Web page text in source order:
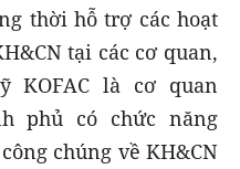
thời hỗ trợ các hoạt
tại các cơ quan,
KOFAC là cơ quan
phủ có chức năng
chúng về KH&CN